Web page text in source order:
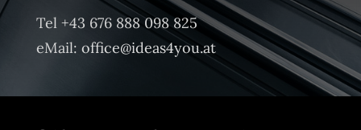
Tel +43 676 888 098 825
eMail: office@ideas4you.at